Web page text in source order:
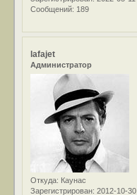
Сообщений: 189
lafajet
Администратор
Откуда: Каунас
Зарегистрирован: 2012-10-30